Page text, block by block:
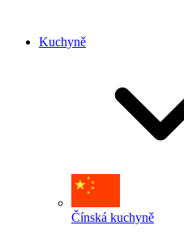
Kuchyně
Čínská kuchyně